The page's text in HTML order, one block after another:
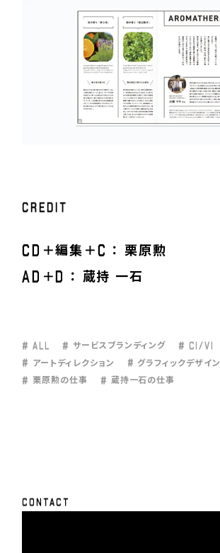
CREDIT
CD ＋編集＋C ： 栗原勲
AD ＋D ： 蔵持 一石
# ALL # サービスブランディング # CI/VI
# アートディレクション # グラフィックデザイン
# 栗原勲の仕事 # 蔵持一石の仕事
CONTACT